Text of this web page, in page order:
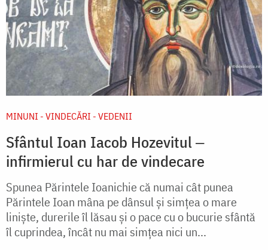
MINUNI - VINDECĂRI - VEDENII
Sfântul Ioan Iacob Hozevitul ‒
infirmierul cu har de vindecare
Spunea Părintele Ioanichie că numai cât punea
Părintele Ioan mâna pe dânsul și simțea o mare
liniște, durerile îl lăsau și o pace cu o bucurie sfântă
îl cuprindea, încât nu mai simțea nici un...